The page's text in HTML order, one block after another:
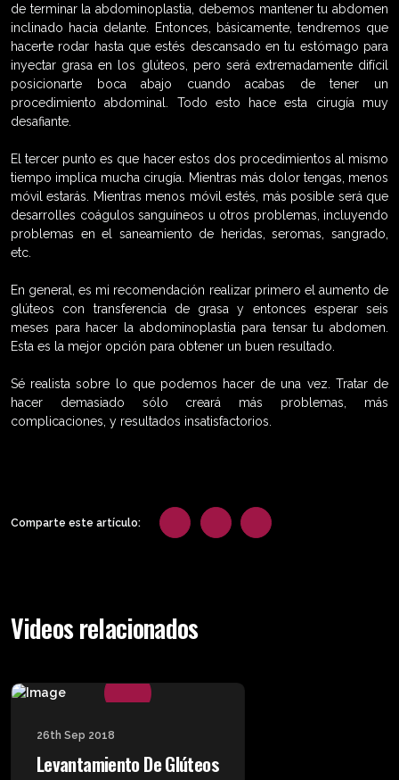
de terminar la abdominoplastia, debemos mantener tu abdomen
inclinado hacia delante. Entonces, básicamente, tendremos que
hacerte rodar hasta que estés descansado en tu estómago para
inyectar grasa en los glúteos, pero será extremadamente difícil
posicionarte boca abajo cuando acabas de tener un
procedimiento abdominal. Todo esto hace esta cirugía muy
desafiante.
El tercer punto es que hacer estos dos procedimientos al mismo
tiempo implica mucha cirugía. Mientras más dolor tengas, menos
móvil estarás. Mientras menos móvil estés, más posible será que
desarrolles coágulos sanguíneos u otros problemas, incluyendo
problemas en el saneamiento de heridas, seromas, sangrado,
etc.
En general, es mi recomendación realizar primero el aumento de
glúteos con transferencia de grasa y entonces esperar seis
meses para hacer la abdominoplastia para tensar tu abdomen.
Esta es la mejor opción para obtener un buen resultado.
Sé realista sobre lo que podemos hacer de una vez. Tratar de
hacer demasiado sólo creará más problemas, más
complicaciones, y resultados insatisfactorios.
Comparte este artículo:
Videos relacionados
26th Sep 2018
Levantamiento De Glúteos